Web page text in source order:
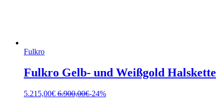
Fulkro
Fulkro Gelb- und Weißgold Halskette
5.215,00€ 6.900,00€-24%